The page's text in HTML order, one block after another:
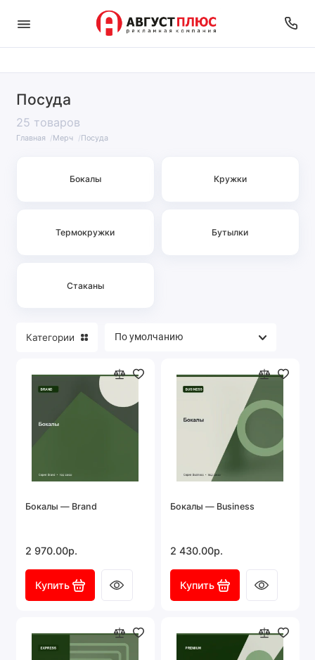
Посуда
25 товаров
Главная Мерч Посуда
Бокалы Кружки
Термокружки Бутылки
Стаканы
Категории
Бокалы — Brand
2 970.00р.
Купить
Бокалы — Business
2 430.00р.
Купить